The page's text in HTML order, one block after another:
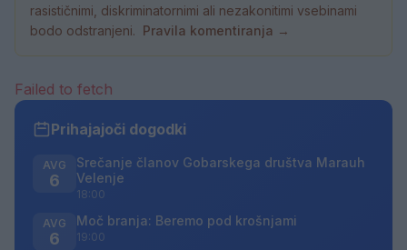
rasističnimi, diskriminatornimi ali nezakonitimi vsebinami
bodo odstranjeni. Pravila komentiranja →
Failed to fetch
Prihajajoči dogodki
AVG
6
Srečanje članov Gobarskega društva Marauh
Velenje
18:00
AVG
6
Moč branja: Beremo pod krošnjami
19:00